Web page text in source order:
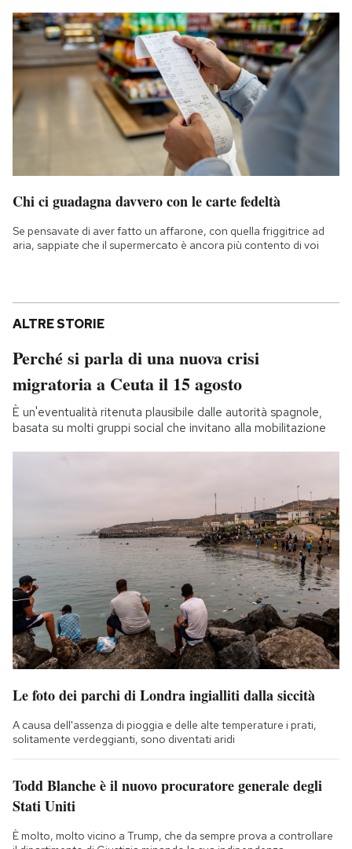
Chi ci guadagna davvero con le carte fedeltà
Se pensavate di aver fatto un affarone, con quella friggitrice ad
aria, sappiate che il supermercato è ancora più contento di voi
ALTRE STORIE
Perché si parla di una nuova crisi
migratoria a Ceuta il 15 agosto
È un'eventualità ritenuta plausibile dalle autorità spagnole,
basata su molti gruppi social che invitano alla mobilitazione
Le foto dei parchi di Londra ingialliti dalla siccità
A causa dell'assenza di pioggia e delle alte temperature i prati,
solitamente verdeggianti, sono diventati aridi
Todd Blanche è il nuovo procuratore generale degli
Stati Uniti
È molto, molto vicino a Trump, che da sempre prova a controllare